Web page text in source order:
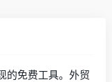
的免费工具。外贸